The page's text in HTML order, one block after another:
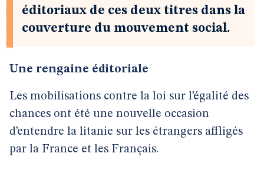
éditoriaux de ces deux titres dans la
couverture du mouvement social.
Une rengaine éditoriale
Les mobilisations contre la loi sur l’égalité des
chances ont été une nouvelle occasion
d’entendre la litanie sur les étrangers affligés
par la France et les Français.